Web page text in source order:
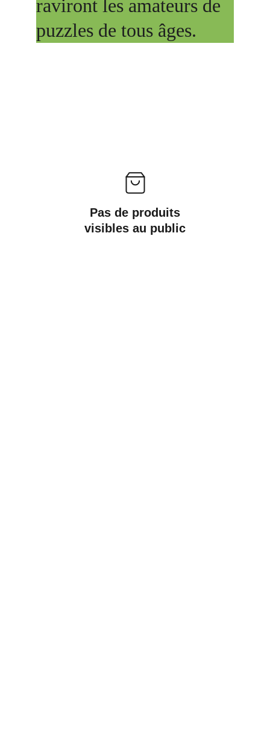
raviront les amateurs de
puzzles de tous âges.
Pas de produits
visibles au public